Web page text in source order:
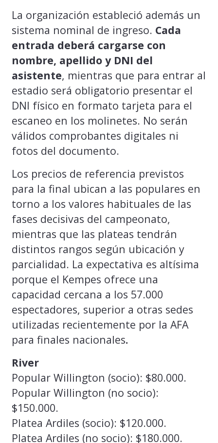
La organización estableció además un
sistema nominal de ingreso. Cada
entrada deberá cargarse con
nombre, apellido y DNI del
asistente, mientras que para entrar al
estadio será obligatorio presentar el
DNI físico en formato tarjeta para el
escaneo en los molinetes. No serán
válidos comprobantes digitales ni
fotos del documento.
Los precios de referencia previstos
para la final ubican a las populares en
torno a los valores habituales de las
fases decisivas del campeonato,
mientras que las plateas tendrán
distintos rangos según ubicación y
parcialidad. La expectativa es altísima
porque el Kempes ofrece una
capacidad cercana a los 57.000
espectadores, superior a otras sedes
utilizadas recientemente por la AFA
para finales nacionales.
River
Popular Willington (socio): $80.000.
Popular Willington (no socio):
$150.000.
Platea Ardiles (socio): $120.000.
Platea Ardiles (no socio): $180.000.